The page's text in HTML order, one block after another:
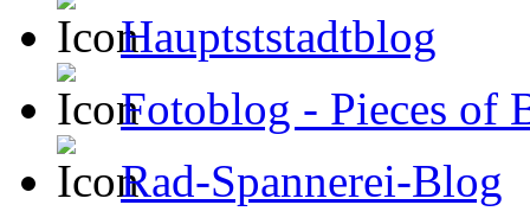
Hauptststadtblog
Fotoblog - Pieces of
Rad-Spannerei-Blog